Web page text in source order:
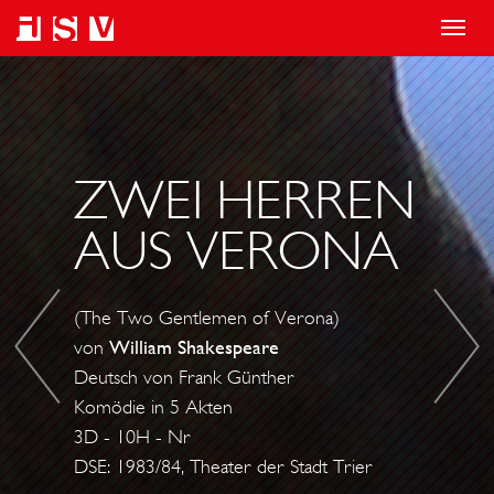
T
o
g
g
l
e
n
g
D
E
U
G
D
A
N
T
O
N
I
U
N
ZWEI HERREN
AUS VERONA
(The Two Gentlemen of Verona)
vonWilliam Shakespeare
Deutsch von Frank Günther
Komödie in 5 Akten
3D - 10H - Nr
DSE: 1983/84, Theater der Stadt Trier